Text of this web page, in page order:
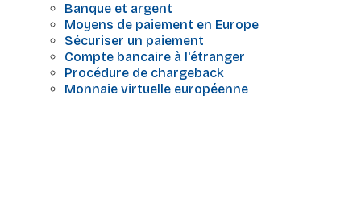
Banque et argent
Moyens de paiement en Europe
Sécuriser un paiement
Compte bancaire à l'étranger
Procédure de chargeback
Monnaie virtuelle européenne